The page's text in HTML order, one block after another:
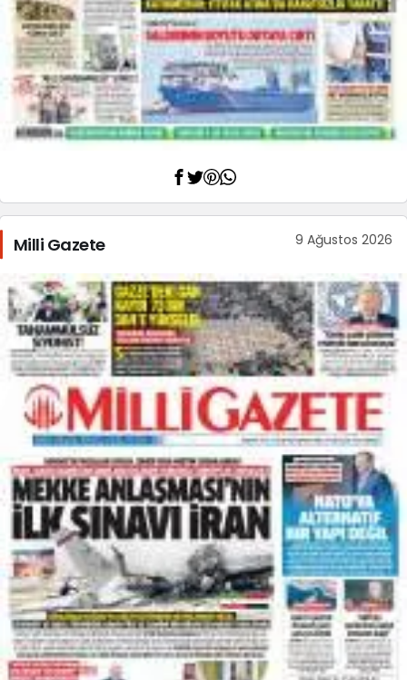
Milli Gazete 9 Ağustos 2026